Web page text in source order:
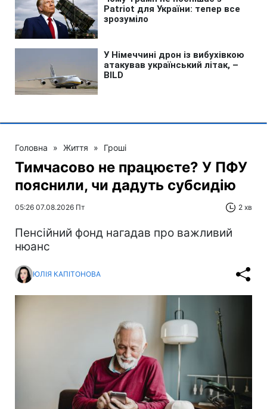
Головна » Життя » Гроші
Тимчасово не працюєте? У ПФУ
пояснили, чи дадуть субсидію
05:26 07.08.2026 Пт 2 хв
Пенсійний фонд нагадав про важливий
нюанс
ЮЛІЯ КАПІТОНОВА